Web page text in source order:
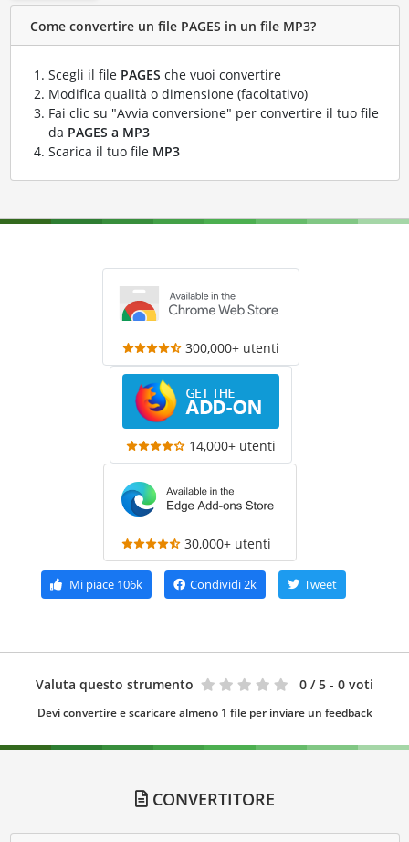
Come convertire un file PAGES in un file MP3?
Scegli il file PAGES che vuoi convertire
Modifica qualità o dimensione (facoltativo)
Fai clic su "Avvia conversione" per convertire il tuo file
da PAGES a MP3
Scarica il tuo file MP3
300,000+ utenti
14,000+ utenti
30,000+ utenti
Mi piace 106k Condividi2k Tweet
Valuta questo strumento 0 / 5 - 0 voti
Devi convertire e scaricare almeno 1 file per inviare un feedback
CONVERTITORE